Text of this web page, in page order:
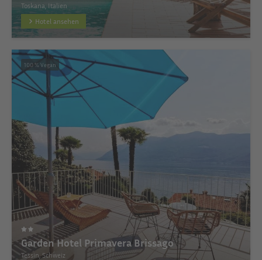
Toskana, Italien
Hotel ansehen
100 % Vegan
Garden Hotel Primavera Brissago
Tessin, Schweiz